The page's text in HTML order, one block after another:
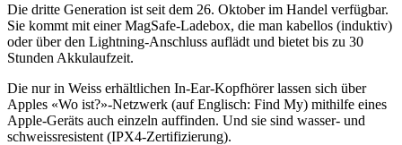
Die dritte Generation ist seit dem 26. Oktober im Handel verfügbar.
Sie kommt mit einer MagSafe-Ladebox, die man kabellos (induktiv)
oder über den Lightning-Anschluss auflädt und bietet bis zu 30
Stunden Akkulaufzeit.
Die nur in Weiss erhältlichen In-Ear-Kopfhörer lassen sich über
Apples «Wo ist?»-Netzwerk (auf Englisch: Find My) mithilfe eines
Apple-Geräts auch einzeln auffinden. Und sie sind wasser- und
schweissresistent (IPX4-Zertifizierung).